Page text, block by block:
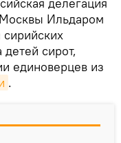
Ильдаром
сирот,
единоверцев из
.